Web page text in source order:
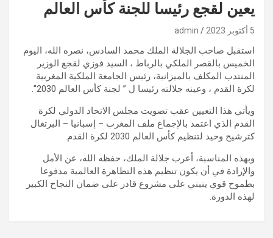
يعين لقجع رئيسا للجنة كأس العالم
5 أكتوبر 2023 admin
استقبل صاحب الجلالة الملك محمد السادس، نصره الله، اليوم
الخميس بالقصر الملكي بالرباط ، السيد فوزي لقجع الوزير
المنتدب المكلف بالميزانية، رئيس الجامعة الملكية المغربية
لكرة القدم ، وعينه جلالته رئيسا ل ” لجنة كأس العالم 2030″.
ويأتي هذا التعيين عقب تصويت مجلس الاتحاد الدولي لكرة
القدم الذي اعتمد بالإجماع ملف المغرب – إسبانيا – البرتغال
كترشيح وحيد لتنظيم كأس العالم 2030 لكرة القدم.
وبهذه المناسبة، أعرب جلالة الملك، حفظه الله، عن الأمل
والإرادة في أن يكون تنظيم هذه التظاهرة العالمية مدفوعا
بطموح قوي ينبني على مشروع قادر على ضمان النجاح الكبير
لهذه الدورة.